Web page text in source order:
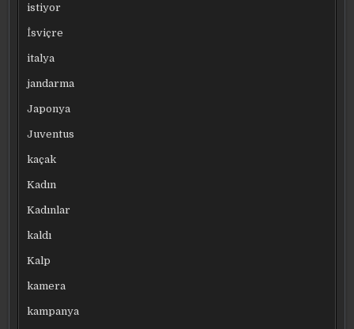
istiyor
İsviçre
italya
jandarma
Japonya
Juventus
kaçak
Kadın
Kadınlar
kaldı
Kalp
kamera
kampanya